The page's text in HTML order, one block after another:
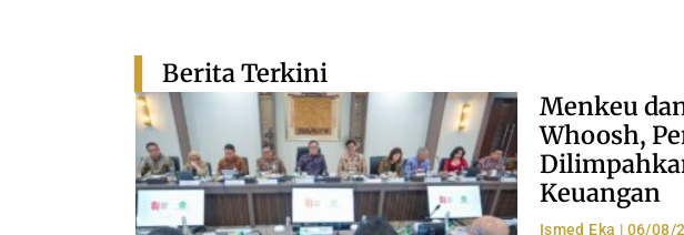
Berita Terkini
Menkeu
Whoosh,
Keuangan
Ismed Eka 06/08/